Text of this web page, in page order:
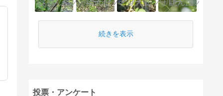
続きを表示
投票・アンケート